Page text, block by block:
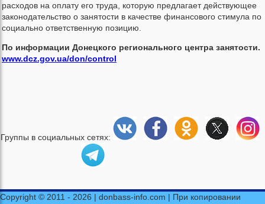
расходов на оплату его труда, которую предлагает действующее
законодательство о занятости в качестве финансового стимула по
социально ответственную позицию.
По информации Донецкого регионального центра занятости.
www.dcz.gov.ua/don/control
Группы в социальных сетях:
Copyright © 2011 - 2026 | donbass-info.com | При копировании